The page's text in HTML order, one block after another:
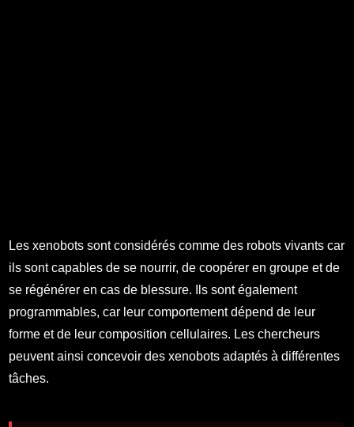
Les xenobots sont considérés comme des robots vivants car
ils sont capables de se nourrir, de coopérer en groupe et de
se régénérer en cas de blessure. Ils sont également
programmables, car leur comportement dépend de leur
forme et de leur composition cellulaires. Les chercheurs
peuvent ainsi concevoir des xenobots adaptés à différentes
tâches.